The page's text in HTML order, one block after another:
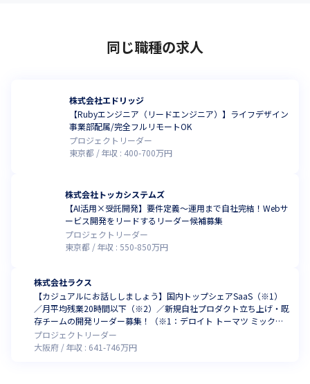
同じ職種の求人
株式会社エドリッジ
【Rubyエンジニア（リードエンジニア）】ライフデザイン
事業部配属/完全フルリモートOK
プロジェクトリーダー
東京都
年収 : 400-700万円
株式会社トッカシステムズ
【AI活用×受託開発】要件定義～運用まで自社完結！Webサ
ービス開発をリードするリーダー候補募集
プロジェクトリーダー
東京都
年収 : 550-850万円
株式会社ラクス
【カジュアルにお話ししましょう】国内トップシェアSaaS（※1）
／月平均残業20時間以下（※2）／新規自社プロダクト立ち上げ・既
存チームの開発リーダー募集！（※1：デロイト トーマツ ミック経
済研究所「クラウド型経費精算システム市場の実態と展望」（ミッ
クITリポート2025年1月号：https://mic-r.co.jp/micit/2025/）より／
プロジェクトリーダー
大阪府
年収 : 641-746万円